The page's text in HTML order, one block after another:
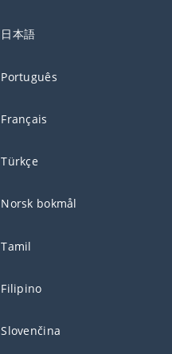
日本語
Português
Français
Türkçe
Norsk bokmål
Tamil
Filipino
Slovenčina